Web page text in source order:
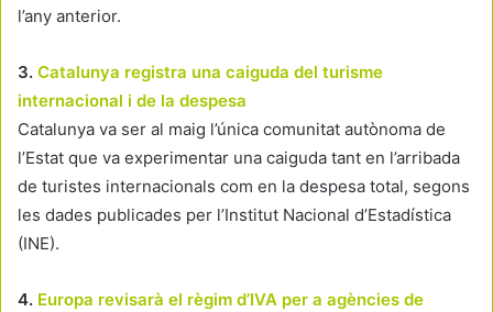
l’any anterior.
3. Catalunya registra una caiguda del turisme
internacional i de la despesa
Catalunya va ser al maig l’única comunitat autònoma de
l’Estat que va experimentar una caiguda tant en l’arribada
de turistes internacionals com en la despesa total, segons
les dades publicades per l’Institut Nacional d’Estadística
(INE).
4. Europa revisarà el règim d’IVA per a agències de